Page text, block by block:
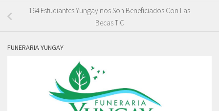
164 Estudiantes Yungayinos Son Beneficiados Con Las
Becas TIC
FUNERARIA YUNGAY